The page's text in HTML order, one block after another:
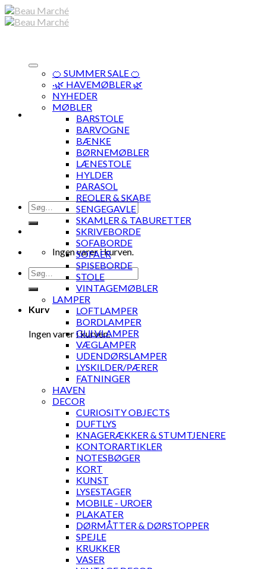
Skip
to
Søg
efter:
Ingen varer i kurven.
Søg
efter:
Kurv
Ingen varer i kurven.
🍊 SUMMER SALE 🍊
·🌿 HAVEMØBLER 🌿
NYHEDER
MØBLER
BARSTOLE
BARVOGNE
BÆNKE
BØRNEMØBLER
LÆNESTOLE
HYLDER
PARASOL
REOLER & SKABE
SENGEGAVLE
SKAMLER & TABURETTER
SKRIVEBORDE
SOFABORDE
SOFAER
SPISEBORDE
STOLE
VINTAGEMØBLER
LAMPER
LOFTLAMPER
BORDLAMPER
GULVLAMPER
VÆGLAMPER
UDENDØRSLAMPER
LYSKILDER/PÆRER
FATNINGER
HAVEN
DECOR
CURIOSITY OBJECTS
DUFTLYS
KNAGERÆKKER & STUMTJENERE
KONTORARTIKLER
NOTESBØGER
KORT
KUNST
LYSESTAGER
MOBILE - UROER
PLAKATER
DØRMÅTTER & DØRSTOPPER
SPEJLE
KRUKKER
VASER